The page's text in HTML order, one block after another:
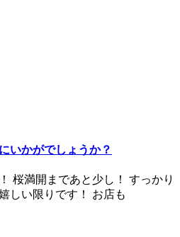
いかがでしょうか？
桜満開まであと少し！ すっかり
しい限りです！ お店も